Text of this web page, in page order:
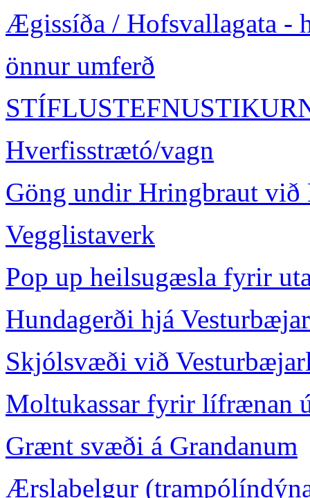
Ægissíða / Hofsvallagata -
önnur umferð
Hverfisstrætó/vagn
Göng undir Hringbraut við
Vegglistaverk
Pop up heilsugæsla fyrir
Hundagerði hjá
Skjólsvæði við
Moltukassar fyrir lífrænan
Grænt svæði á Grandanum
Ærslabelgur